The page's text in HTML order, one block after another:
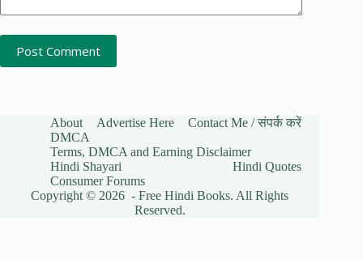
Post Comment
About Advertise Here
Contact Me / संपर्क करें
DMCA
Terms, DMCA and Earning Disclaimer
Hindi Shayari
Hindi Quotes
Consumer Forums
Copyright © 2026 - Free Hindi Books. All Rights
Reserved.